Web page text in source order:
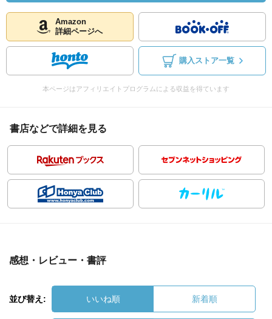
Amazon
詳細ページへ
購入ストア一覧
本ページはアフィリエイトプログラムによる収益を得ています
書店などで詳細を見る
感想・レビュー・書評
並び替え: いいね順 新着順